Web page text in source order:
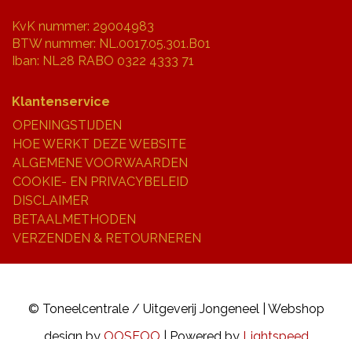
KvK nummer: 29004983
BTW nummer: NL.0017.05.301.B01
Iban: NL28 RABO 0322 4333 71
Klantenservice
OPENINGSTIJDEN
HOE WERKT DEZE WEBSITE
ALGEMENE VOORWAARDEN
COOKIE- EN PRIVACYBELEID
DISCLAIMER
BETAALMETHODEN
VERZENDEN & RETOURNEREN
© Toneelcentrale / Uitgeverij Jongeneel | Webshop
design by OOSEOO | Powered by Lightspeed